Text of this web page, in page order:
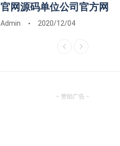
官网源码单位公司官方网
Admin 2020/12/04
- 赞助广告 -